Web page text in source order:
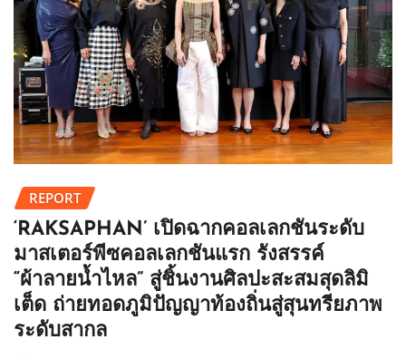
REPORT
‘RAKSAPHAN’ เปิดฉากคอลเลกชันระดับ
มาสเตอร์พีซคอลเลกชันแรก รังสรรค์
“ผ้าลายน้ำไหล” สู่ชิ้นงานศิลปะสะสมสุดลิมิ
เต็ด ถ่ายทอดภูมิปัญญาท้องถิ่นสู่สุนทรียภาพ
ระดับสากล